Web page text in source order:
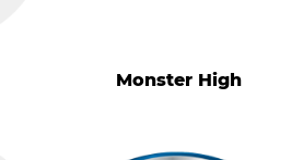
Monster High